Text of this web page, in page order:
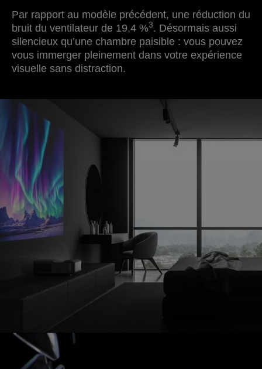
Par rapport au modèle précédent, une réduction du
bruit du ventilateur de 19,4 %3. Désormais aussi
silencieux qu’une chambre paisible : vous pouvez
vous immerger pleinement dans votre expérience
visuelle sans distraction.